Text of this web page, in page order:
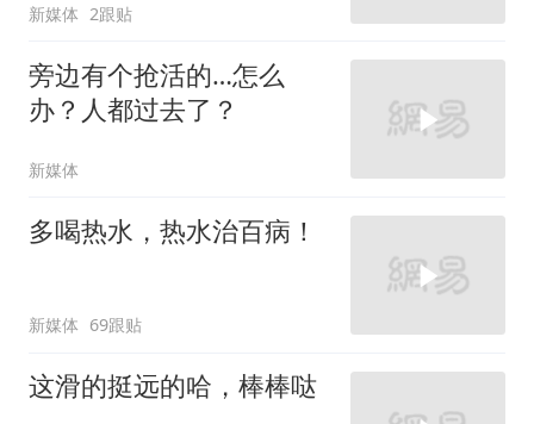
新媒体 2跟贴
旁边有个抢活的…怎么
办？人都过去了？
新媒体
多喝热水，热水治百病！
新媒体 69跟贴
这滑的挺远的哈，棒棒哒